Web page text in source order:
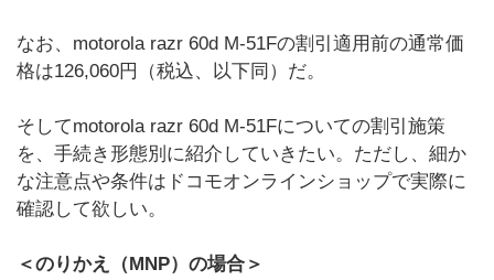
なお、motorola razr 60d M-51Fの割引適用前の通常価
格は126,060円（税込、以下同）だ。
そしてmotorola razr 60d M-51Fについての割引施策
を、手続き形態別に紹介していきたい。ただし、細か
な注意点や条件はドコモオンラインショップで実際に
確認して欲しい。
＜のりかえ（MNP）の場合＞